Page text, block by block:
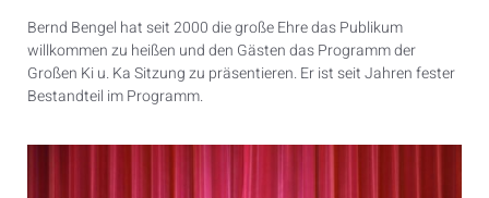
Bernd Bengel hat seit 2000 die große Ehre das Publikum
willkommen zu heißen und den Gästen das Programm der
Großen Ki u. Ka Sitzung zu präsentieren. Er ist seit Jahren fester
Bestandteil im Programm.